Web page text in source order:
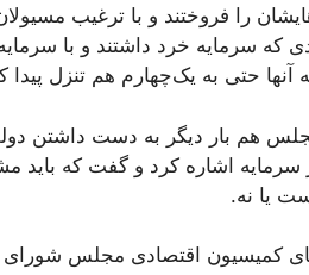
را فروختند و با ترغیب
که سرمایه خرد داشتند و با
حتی به یک‌چهارم هم تنزل پیدا
هم بار دیگر به دست داشتن
سرمایه اشاره کرد و گفت که
یا نه.
کمیسیون اقتصادی مجلس